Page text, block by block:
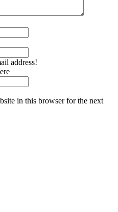
address!
in this browser for the next